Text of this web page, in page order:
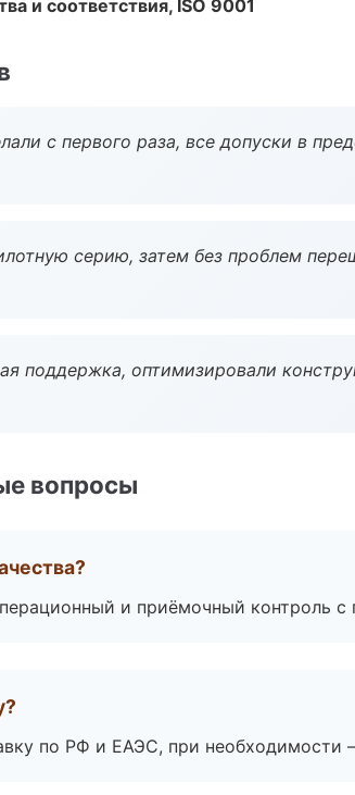
и соответствия, ISO 9001
с первого раза, все допуски в
серию, затем без проблем
поддержка, оптимизировали
вопросы
и приёмочный контроль с
по РФ и ЕАЭС, при необходимости